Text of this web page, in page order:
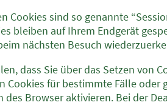
Cookies sind so genannte
bleiben auf Ihrem Endgerät
nächsten Besuch
dass Sie über das Setzen von
Cookies für bestimmte Fälle
des Browser aktivieren. Bei der